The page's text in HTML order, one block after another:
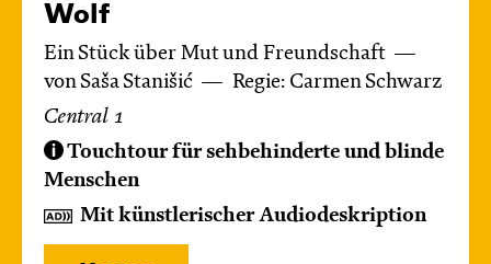
Wolf
Ein Stück über Mut und Freundschaft
von Saša Stanišić
Regie: Carmen Schwarz
Central 1
Touchtour für sehbehinderte und blinde
Menschen
Mit künstlerischer Audiodeskription